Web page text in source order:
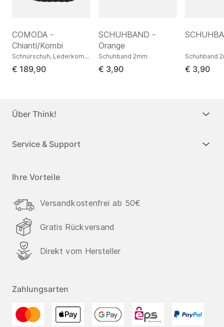
COMODA -
Chianti/Kombi
Schnürschuh, Lederkombination
€ 189,90
SCHUHBAND -
Orange
Schuhband 2mm
€ 3,90
Schuhband
€ 3,90
Über Think!
Service & Support
Ihre Vorteile
Versandkostenfrei ab 50€
Gratis Rückversand
Direkt vom Hersteller
Zahlungsarten